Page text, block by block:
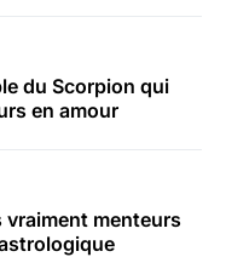
du Scorpion qui
en amour
vraiment menteurs